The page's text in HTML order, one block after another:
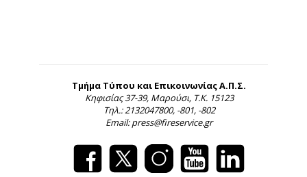
Τμήμα Τύπου και Επικοινωνίας Α.Π.Σ.
Κηφισίας 37-39, Μαρούσι, Τ.Κ. 15123
Τηλ.: 2132047800, -801, -802
Email: press@fireservice.gr